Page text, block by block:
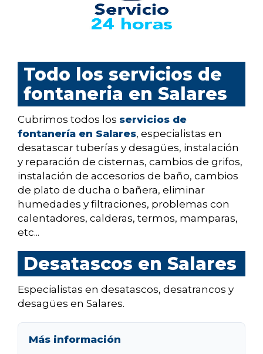
Todo los servicios de
fontaneria en Salares
Cubrimos todos los servicios de
fontanería en Salares, especialistas en
desatascar tuberías y desagües, instalación
y reparación de cisternas, cambios de grifos,
instalación de accesorios de baño, cambios
de plato de ducha o bañera, eliminar
humedades y filtraciones, problemas con
calentadores, calderas, termos, mamparas,
etc...
Desatascos en Salares
Especialistas en desatascos, desatrancos y
desagües en Salares.
Más información